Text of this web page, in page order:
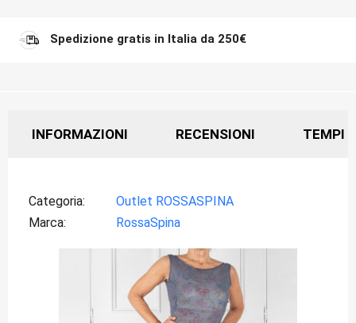
Spedizione gratis in Italia da 250€
INFORMAZIONI RECENSIONI TEMPI
Categoria
Outlet ROSSASPINA
Marca
RossaSpina